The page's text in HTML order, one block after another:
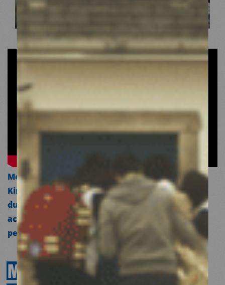
Médecins du Monde aide les maraîchers de
Kinshasa à adopter des pratiques agricoles
durables et leur offre des soins de santé
accessibles pour lutter contre les effets des
pesticides.
MÉDECINSDU MONDEÀ